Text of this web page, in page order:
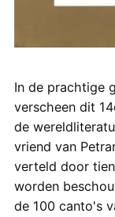
In de prachtige
verscheen dit
de
vriend van
verteld door
worden
de 100 canto's